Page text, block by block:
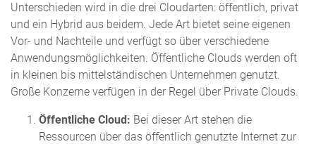
Unterschieden wird in die drei Cloudarten: öffentlich, privat
und ein Hybrid aus beidem. Jede Art bietet seine eigenen
Vor- und Nachteile und verfügt so über verschiedene
Anwendungsmöglichkeiten. Öffentliche Clouds werden oft
in kleinen bis mittelständischen Unternehmen genutzt.
Große Konzerne verfügen in der Regel über Private Clouds.
Öffentliche Cloud: Bei dieser Art stehen die
Ressourcen über das öffentlich genutzte Internet zur